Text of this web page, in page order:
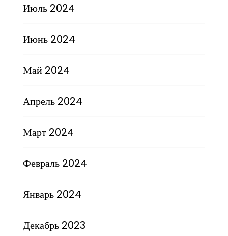
Июль 2024
Июнь 2024
Май 2024
Апрель 2024
Март 2024
Февраль 2024
Январь 2024
Декабрь 2023